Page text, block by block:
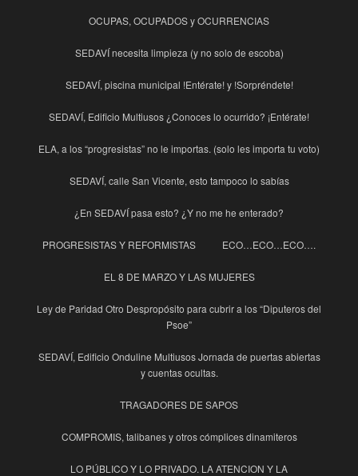
OCUPAS, OCUPADOS y OCURRENCIAS
SEDAVÍ necesita limpieza (y no solo de escoba)
SEDAVÍ, piscina municipal !Entérate! y !Sorpréndete!
SEDAVÍ, Edificio Multiusos ¿Conoces lo ocurrido? ¡Entérate!
ELA, a los “progresistas” no le importas. (solo les importa tu voto)
SEDAVÍ, calle San Vicente, esto tampoco lo sabías
¿En SEDAVÍ pasa esto? ¿Y no me he enterado?
PROGRESISTAS Y REFORMISTAS ECO…ECO…ECO….
EL 8 DE MARZO Y LAS MUJERES
Ley de Paridad Otro Despropósito para cubrir a los “Diputeros del
Psoe”
SEDAVÍ, Edificio Onduline Multiusos Jornada de puertas abiertas
y cuentas ocultas.
TRAGADORES DE SAPOS
COMPROMIS, talibanes y otros cómplices dinamiteros
LO PÚBLICO Y LO PRIVADO. LA ATENCION Y LA